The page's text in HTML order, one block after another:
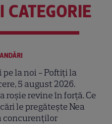
CATEGORIE
pe la noi - Poftiți la
5 august 2026.
roșie revine în forță. Ce
le pregătește Nea
concurenților